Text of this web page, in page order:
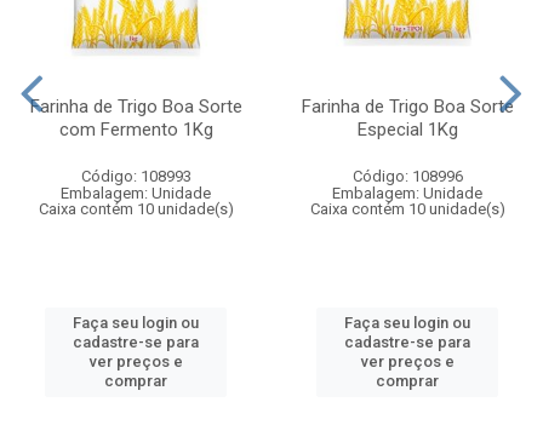
Farinha de Trigo Boa Sorte
com Fermento 1Kg
Código: 108993
Embalagem: Unidade
Caixa contém 10 unidade(s)
Faça seu login ou
cadastre-se para
ver preços e
comprar
Farinha de Trigo Boa Sorte
Especial 1Kg
Código: 108996
Embalagem: Unidade
Caixa contém 10 unidade(s)
Faça seu login ou
cadastre-se para
ver preços e
comprar